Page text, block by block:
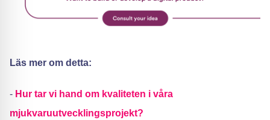
Läs mer om detta:
- Hur tar vi hand om kvaliteten i våra
mjukvaruutvecklingsprojekt?